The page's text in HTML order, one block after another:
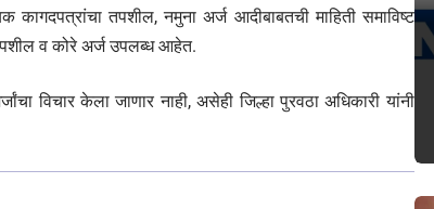
कागदपत्रांचा तपशील, नमुना अर्ज आदीबाबतची माहिती समाविष्ट
व कोरे अर्ज उपलब्ध आहेत.
विचार केला जाणार नाही, असेही जिल्हा पुरवठा अधिकारी यांनी